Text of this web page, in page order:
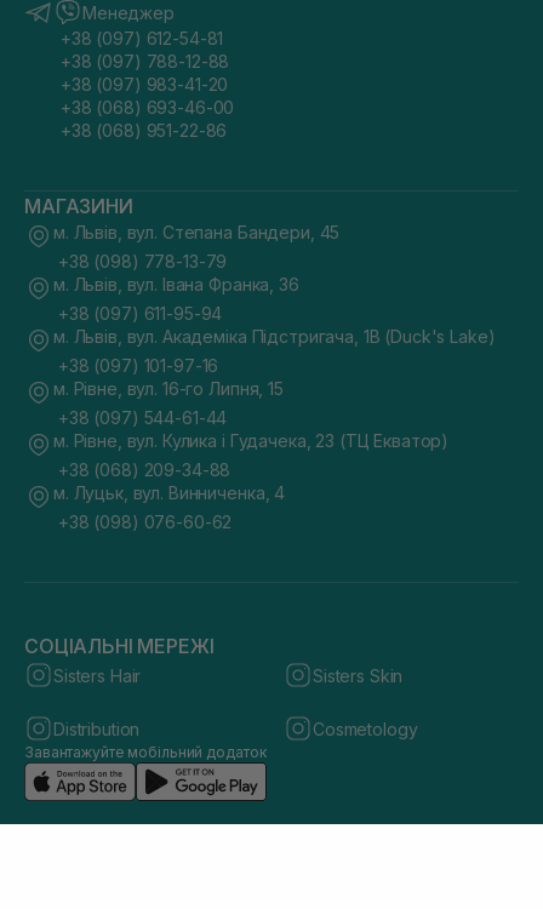
Менеджер
+38 (097) 612-54-81
+38 (097) 788-12-88
+38 (097) 983-41-20
+38 (068) 693-46-00
+38 (068) 951-22-86
МАГАЗИНИ
м. Львів, вул. Степана Бандери, 45
+38 (098) 778-13-79
м. Львів, вул. Івана Франка, 36
+38 (097) 611-95-94
м. Львів, вул. Академіка Підстригача, 1В (Duck's Lake)
+38 (097) 101-97-16
м. Рівне, вул. 16-го Липня, 15
+38 (097) 544-61-44
м. Рівне, вул. Кулика і Гудачека, 23 (ТЦ Екватор)
+38 (068) 209-34-88
м. Луцьк, вул. Винниченка, 4
+38 (098) 076-60-62
СОЦІАЛЬНІ МЕРЕЖІ
Sisters Hair Sisters Skin
Distribution Cosmetology
Завантажуйте мобільний додаток